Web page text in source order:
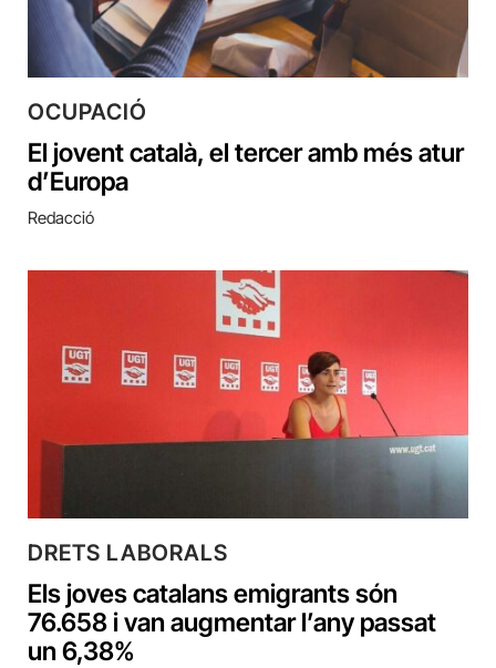
OCUPACIÓ
El jovent català, el tercer amb més atur
d’Europa
Redacció
DRETS LABORALS
Els joves catalans emigrants són
76.658 i van augmentar l’any passat
un 6,38%